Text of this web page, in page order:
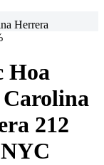
Herrera
Hoa
212